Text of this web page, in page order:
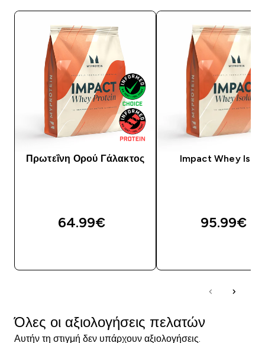
Πρωτεΐνη Ορού Γάλακτος
64.99€‎
Impact Whey
95.99€‎
Όλες οι αξιολογήσεις πελατών
Αυτήν τη στιγμή δεν υπάρχουν αξιολογήσεις.